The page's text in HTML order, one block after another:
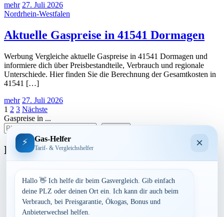
mehr 27. Juli 2026
Nordrhein-Westfalen
Aktuelle Gaspreise in 41541 Dormagen
Werbung Vergleiche aktuelle Gaspreise in 41541 Dormagen und
informiere dich über Preisbestandteile, Verbrauch und regionale
Unterschiede. Hier finden Sie die Berechnung der Gesamtkosten in
41541 […]
mehr 27. Juli 2026
Seitennummerierung
der
Beiträge
1 2 3 Nächste
Gaspreise in ...
Bundesland
Bayern
Berlin
Brandenburg
⚡ Gas-Helfer
Tarif- & Vergleichshelfer ×
Hallo 👋 Ich helfe dir beim Gasvergleich. Gib einfach
deine PLZ oder deinen Ort ein. Ich kann dir auch beim
Verbrauch, bei Preisgarantie, Ökogas, Bonus und
Anbieterwechsel helfen.